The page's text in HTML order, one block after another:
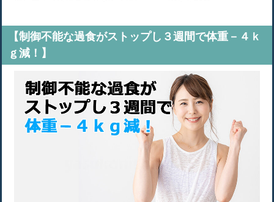
【制御不能な過食がストップし３週間で体重－４ｋ
ｇ減！】